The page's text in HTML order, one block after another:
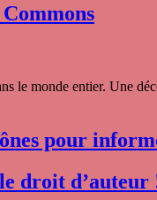
le monde entier. Une
pour
droit d’auteur